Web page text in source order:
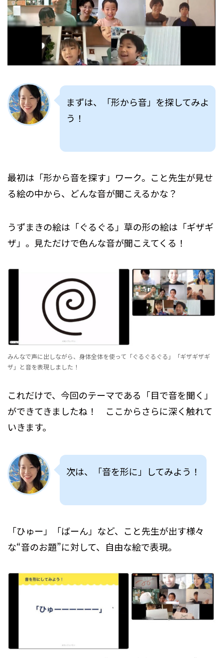
まずは、「形から音」を探してみよ
う！
最初は「形から音を探す」ワーク。こと先生が見せ
る絵の中から、どんな音が聞こえるかな？
うずまきの絵は「ぐるぐる」草の形の絵は「ギザギ
ザ」。見ただけで色んな音が聞こえてくる！
みんなで声に出しながら、身体全体を使って「ぐるぐるぐる」「ギザギザギ
ザ」と音を表現しました！
これだけで、今回のテーマである「目で音を聞く」
ができてきましたね！ ここからさらに深く触れて
いきます。
次は、「音を形に」してみよう！
「ひゅー」「ばーん」など、こと先生が出す様々
な“音のお題”に対して、自由な絵で表現。